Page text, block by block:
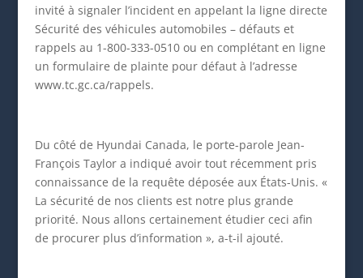
invité à signaler l’incident en appelant la ligne directe
Sécurité des véhicules automobiles – défauts et
rappels au 1-800-333-0510 ou en complétant en ligne
un formulaire de plainte pour défaut à l’adresse
www.tc.gc.ca/rappels.
Du côté de Hyundai Canada, le porte-parole Jean-
François Taylor a indiqué avoir tout récemment pris
connaissance de la requête déposée aux États-Unis. «
La sécurité de nos clients est notre plus grande
priorité. Nous allons certainement étudier ceci afin
de procurer plus d’information », a-t-il ajouté.